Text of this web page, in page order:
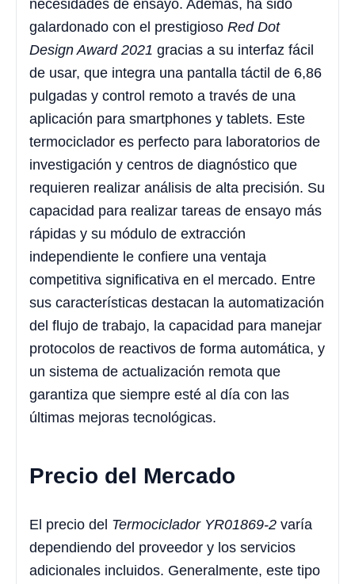
necesidades de ensayo. Además, ha sido
galardonado con el prestigioso Red Dot
Design Award 2021 gracias a su interfaz fácil
de usar, que integra una pantalla táctil de 6,86
pulgadas y control remoto a través de una
aplicación para smartphones y tablets. Este
termociclador es perfecto para laboratorios de
investigación y centros de diagnóstico que
requieren realizar análisis de alta precisión. Su
capacidad para realizar tareas de ensayo más
rápidas y su módulo de extracción
independiente le confiere una ventaja
competitiva significativa en el mercado. Entre
sus características destacan la automatización
del flujo de trabajo, la capacidad para manejar
protocolos de reactivos de forma automática, y
un sistema de actualización remota que
garantiza que siempre esté al día con las
últimas mejoras tecnológicas.
Precio del Mercado
El precio del Termociclador YR01869-2 varía
dependiendo del proveedor y los servicios
adicionales incluidos. Generalmente, este tipo